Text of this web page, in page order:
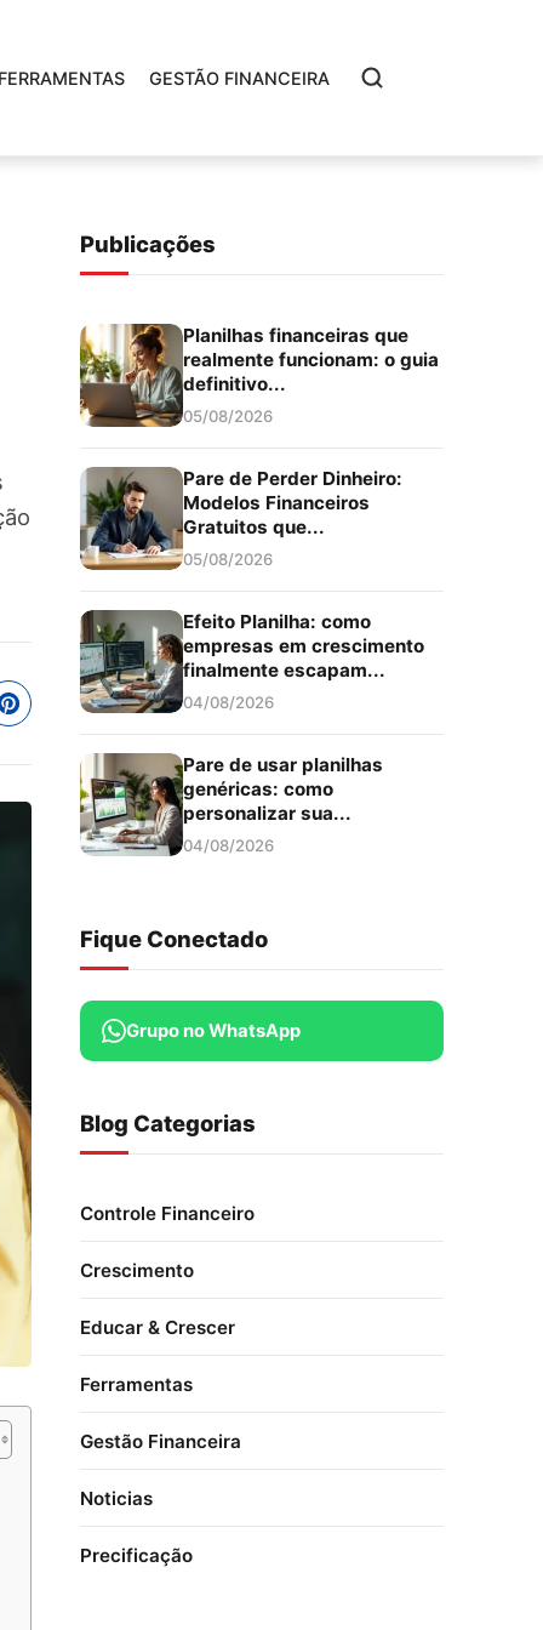
FERRAMENTAS GESTÃO FINANCEIRA
Publicações
Planilhas financeiras que
realmente funcionam: o guia
definitivo...
05/08/2026
Pare de Perder Dinheiro:
Modelos Financeiros
Gratuitos que...
05/08/2026
Efeito Planilha: como
empresas em crescimento
finalmente escapam...
04/08/2026
Pare de usar planilhas
genéricas: como
personalizar sua...
04/08/2026
Fique Conectado
Grupo no WhatsApp
Blog Categorias
Controle Financeiro
Crescimento
Educar & Crescer
Ferramentas
Gestão Financeira
Noticias
Precificação